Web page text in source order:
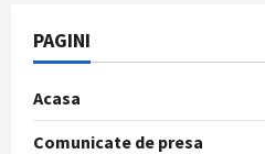
PAGINI
Acasa
Comunicate de presa